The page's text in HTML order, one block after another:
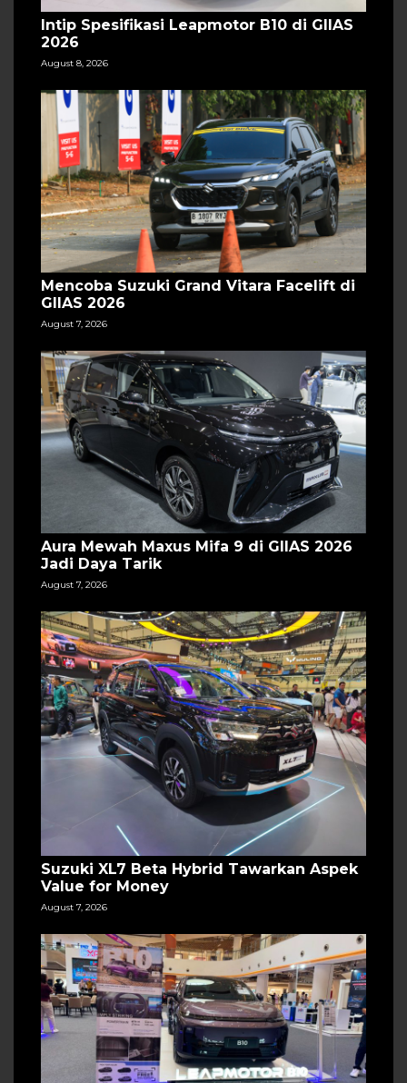
Intip Spesifikasi Leapmotor B10 di GIIAS
2026
August 8, 2026
Mencoba Suzuki Grand Vitara Facelift di
GIIAS 2026
August 7, 2026
Aura Mewah Maxus Mifa 9 di GIIAS 2026
Jadi Daya Tarik
August 7, 2026
Suzuki XL7 Beta Hybrid Tawarkan Aspek
Value for Money
August 7, 2026